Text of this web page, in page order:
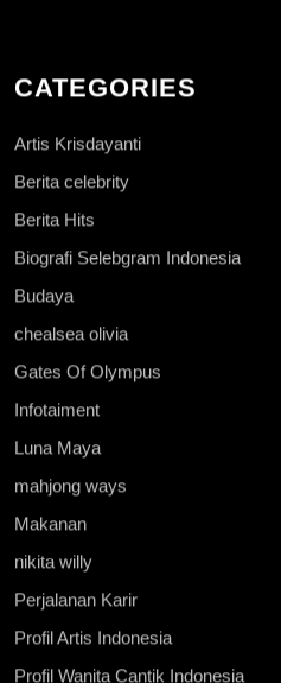
CATEGORIES
Artis Krisdayanti
Berita celebrity
Berita Hits
Biografi Selebgram Indonesia
Budaya
chealsea olivia
Gates Of Olympus
Infotaiment
Luna Maya
mahjong ways
Makanan
nikita willy
Perjalanan Karir
Profil Artis Indonesia
Profil Wanita Cantik Indonesia